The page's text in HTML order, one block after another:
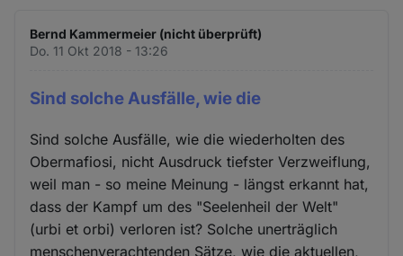
Bernd Kammermeier (nicht überprüft)
Do. 11 Okt 2018 - 13:26
Sind solche Ausfälle, wie die
Sind solche Ausfälle, wie die wiederholten des
Obermafiosi, nicht Ausdruck tiefster Verzweiflung,
weil man - so meine Meinung - längst erkannt hat,
dass der Kampf um des "Seelenheil der Welt"
(urbi et orbi) verloren ist? Solche unerträglich
menschenverachtenden Sätze, wie die aktuellen,